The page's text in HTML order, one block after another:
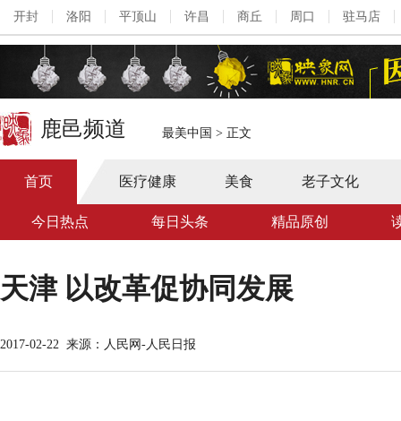
开封 洛阳 平顶山 许昌 商丘 周口 驻马店
鹿邑频道 最美中国 > 正文
首页 医疗健康 美食 老子文化
今日热点 每日头条 精品原创
天津 以改革促协同发展
2017-02-22 来源：人民网-人民日报